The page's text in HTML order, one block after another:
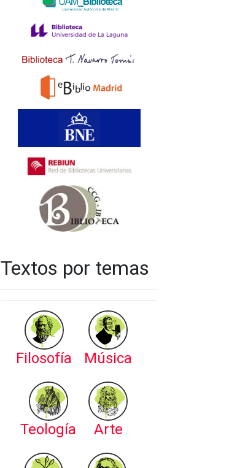
Textos por temas
Filosofía Música
Teología Arte